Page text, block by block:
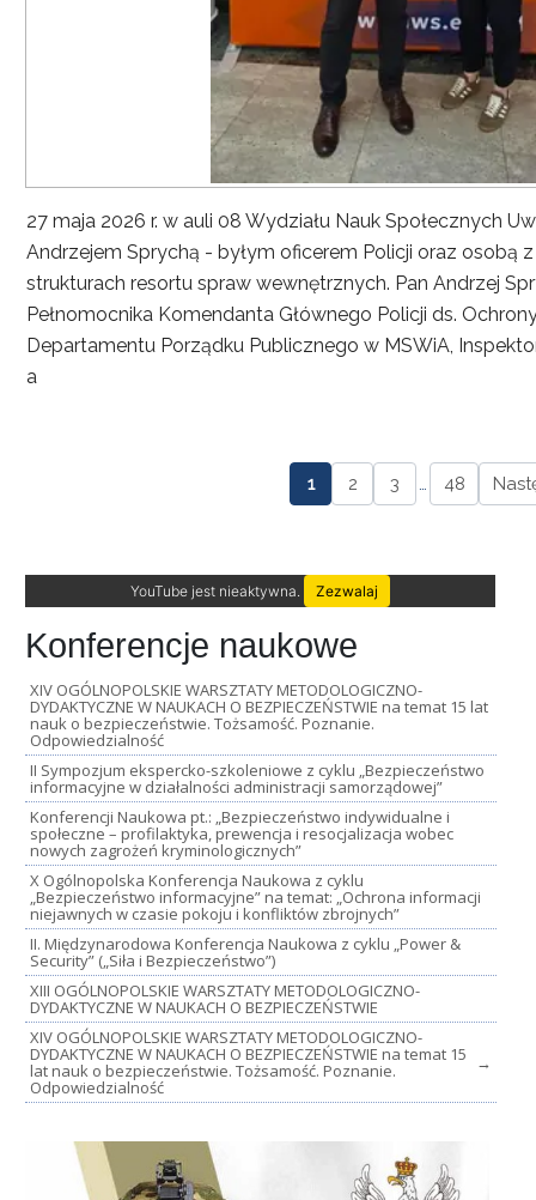
27 maja 2026 r. w auli 08 Wydziału Nauk Społecznych
Andrzejem Sprychą - byłym oficerem Policji oraz osobą
strukturach resortu spraw wewnętrznych. Pan Andrzej
Pełnomocnika Komendanta Głównego Policji ds.
Departamentu Porządku Publicznego w MSWiA,
a
1 2 3 … 48
YouTube jest nieaktywna. Zezwalaj
Konferencje naukowe
XIV OGÓLNOPOLSKIE WARSZTATY METODOLOGICZNO-
DYDAKTYCZNE W NAUKACH O BEZPIECZEŃSTWIE na temat 15 lat
nauk o bezpieczeństwie. Tożsamość. Poznanie.
Odpowiedzialność
II Sympozjum ekspercko-szkoleniowe z cyklu „Bezpieczeństwo
informacyjne w działalności administracji samorządowej”
Konferencji Naukowa pt.: „Bezpieczeństwo indywidualne i
społeczne – profilaktyka, prewencja i resocjalizacja wobec
nowych zagrożeń kryminologicznych”
X Ogólnopolska Konferencja Naukowa z cyklu
„Bezpieczeństwo informacyjne” na temat: „Ochrona informacji
niejawnych w czasie pokoju i konfliktów zbrojnych”
II. Międzynarodowa Konferencja Naukowa z cyklu „Power &
Security” („Siła i Bezpieczeństwo”)
XIII OGÓLNOPOLSKIE WARSZTATY METODOLOGICZNO-
DYDAKTYCZNE W NAUKACH O BEZPIECZEŃSTWIE
XIV OGÓLNOPOLSKIE WARSZTATY METODOLOGICZNO-
DYDAKTYCZNE W NAUKACH O BEZPIECZEŃSTWIE na temat 15
lat nauk o bezpieczeństwie. Tożsamość. Poznanie.
Odpowiedzialność
→